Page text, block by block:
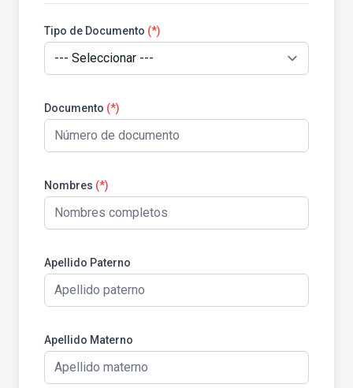
Tipo de Documento (*)
Documento (*)
Nombres (*)
Apellido Paterno
Apellido Materno